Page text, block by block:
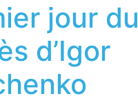
jour du
d’Igor